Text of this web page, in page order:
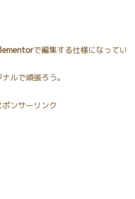
で編集する仕様になってい
ルで頑張ろう。
ポンサーリンク